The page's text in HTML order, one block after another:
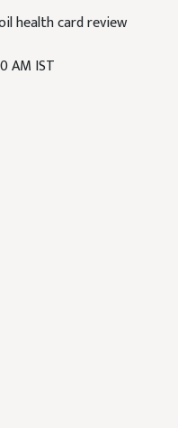
health card review
AM IST